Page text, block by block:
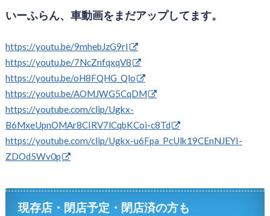
いーふらん、車動画をまだアップしてます。
https://youtu.be/9mhebJzG9rI
https://youtu.be/7NcZnfqxqV8
https://youtu.be/oH8FQHG_Qlo
https://youtu.be/AOMJWG5CqDM
https://youtube.com/clip/Ugkx-
B6MxeUpnOMAr8CIRV7lCqbKCoi-c8Td
https://youtube.com/clip/Ugkx-u6Fpa_PcUlk19CEnNJEYI-
ZDOd5Wv0p
現存店・閉店予定・閉店済の方も